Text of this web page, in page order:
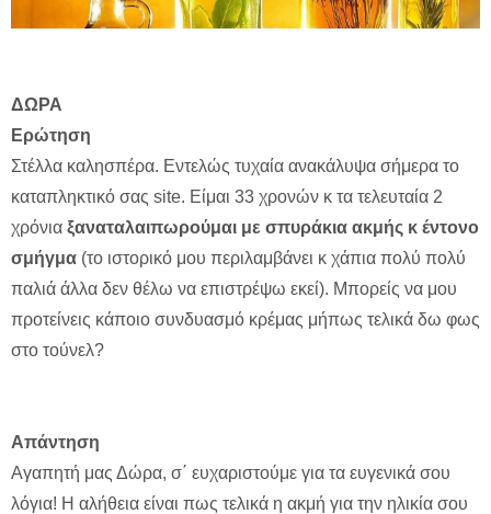
ΔΩΡΑ
Ερώτηση
Στέλλα καλησπέρα. Εντελώς τυχαία ανακάλυψα σήμερα το
καταπληκτικό σας site. Είμαι 33 χρονών κ τα τελευταία 2
χρόνια ξαναταλαιπωρούμαι με σπυράκια ακμής κ έντονο
σμήγμα (το ιστορικό μου περιλαμβάνει κ χάπια πολύ πολύ
παλιά άλλα δεν θέλω να επιστρέψω εκεί). Μπορείς να μου
προτείνεις κάποιο συνδυασμό κρέμας μήπως τελικά δω φως
στο τούνελ?
Απάντηση
Αγαπητή μας Δώρα, σ΄ ευχαριστούμε για τα ευγενικά σου
λόγια! Η αλήθεια είναι πως τελικά η ακμή για την ηλικία σου